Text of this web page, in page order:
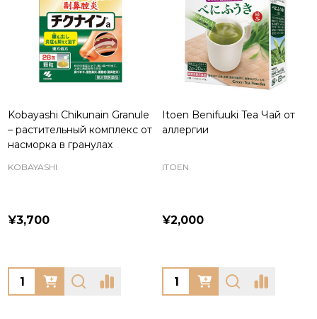
Kobayashi Chikunain Granule
– растительный комплекс от
насморка в гранулах
KOBAYASHI
¥3,700
Quantity:
Itoen Benifuuki Tea Чай от
аллергии
ITOEN
¥2,000
Quantity: